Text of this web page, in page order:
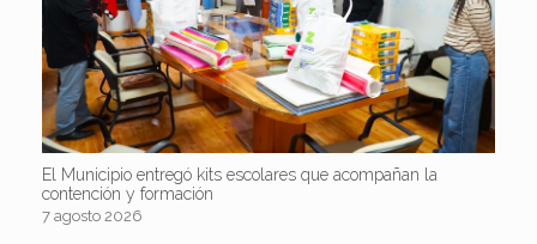
El Municipio entregó kits escolares que acompañan la
contención y formación
7 agosto 2026